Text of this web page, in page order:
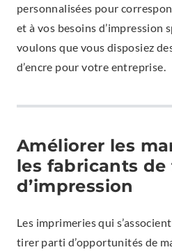
personnalisées pour
et à vos besoins d’impression
voulons que vous disposiez
d’encre pour votre entreprise.
Améliorer les
les fabricants de
d’impression
Les imprimeries qui
tirer parti d’opportunités de